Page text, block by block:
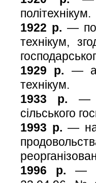
політехнікум.
1922 р. —
технікум,
1929 р. —
технікум.
1933 р. —
сільського
1993 р. —
1996 р. —